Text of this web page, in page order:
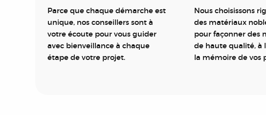
Parce que chaque démarche est
unique, nos conseillers sont à
votre écoute pour vous guider
avec bienveillance à chaque
étape de votre projet.
Nous choisissons
des matériaux
pour façonner des
de haute qualité, à
la mémoire de vos